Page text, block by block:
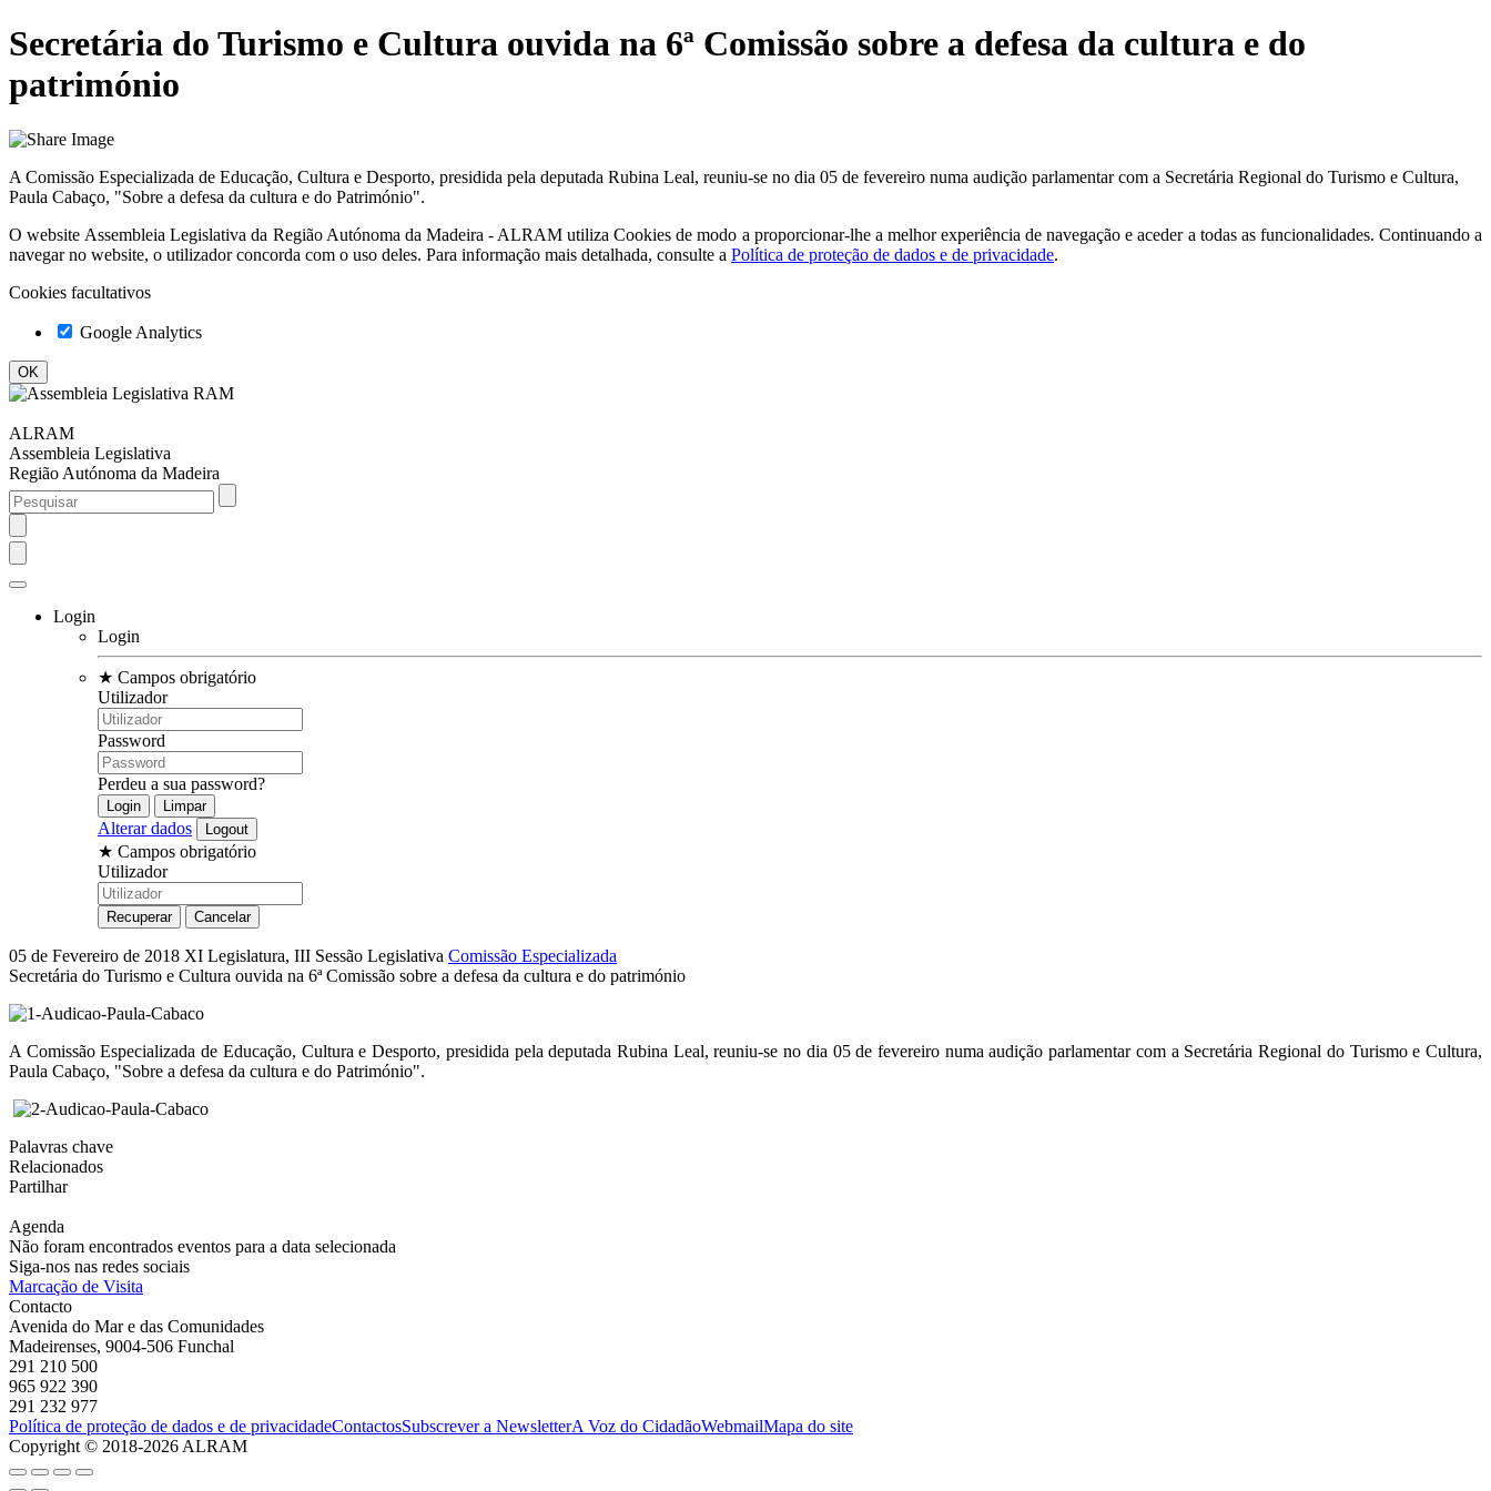
Secretária do Turismo e Cultura ouvida na 6ª Comissão sobre a defesa da cultura e do
património
A Comissão Especializada de Educação, Cultura e Desporto, presidida pela deputada Rubina Leal, reuniu-se no dia 05 de fevereiro numa audição parlamentar com a Secretária Regional do Turismo e Cultura,
Paula Cabaço, "Sobre a defesa da cultura e do Património".
O website Assembleia Legislativa da Região Autónoma da Madeira - ALRAM utiliza Cookies de modo a proporcionar-lhe a melhor experiência de navegação e aceder a todas as funcionalidades. Continuando a
navegar no website, o utilizador concorda com o uso deles. Para informação mais detalhada, consulte a Política de proteção de dados e de privacidade.
Cookies facultativos
Google Analytics
ALRAM
Assembleia Legislativa
Região Autónoma da Madeira
Login
Login
★ Campos obrigatório
Utilizador
Password
Perdeu a sua password?
Alterar dados
★ Campos obrigatório
Utilizador
05 de Fevereiro de 2018 XI Legislatura, III Sessão Legislativa Comissão Especializada
Secretária do Turismo e Cultura ouvida na 6ª Comissão sobre a defesa da cultura e do património
A Comissão Especializada de Educação, Cultura e Desporto, presidida pela deputada Rubina Leal, reuniu-se no dia 05 de fevereiro numa audição parlamentar com a Secretária Regional do Turismo e Cultura,
Paula Cabaço, "Sobre a defesa da cultura e do Património".
Palavras chave
Relacionados
Partilhar
Agenda
Não foram encontrados eventos para a data selecionada
Siga-nos nas redes sociais
Marcação de Visita
Contacto
Avenida do Mar e das Comunidades
Madeirenses, 9004-506 Funchal
291 210 500
965 922 390
291 232 977
Política de proteção de dados e de privacidadeContactosSubscrever a NewsletterA Voz do CidadãoWebmailMapa do site
Copyright © 2018-2026 ALRAM